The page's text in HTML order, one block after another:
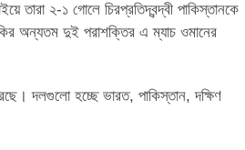
তারা ২-১ গোলে চিরপ্রতিদ্বন্দ্বী পাকিস্তানকে
অন্যতম দুই পরাশক্তির এ ম্যাচ ওমানের
দলগুলো হচ্ছে ভারত, পাকিস্তান, দক্ষিণ